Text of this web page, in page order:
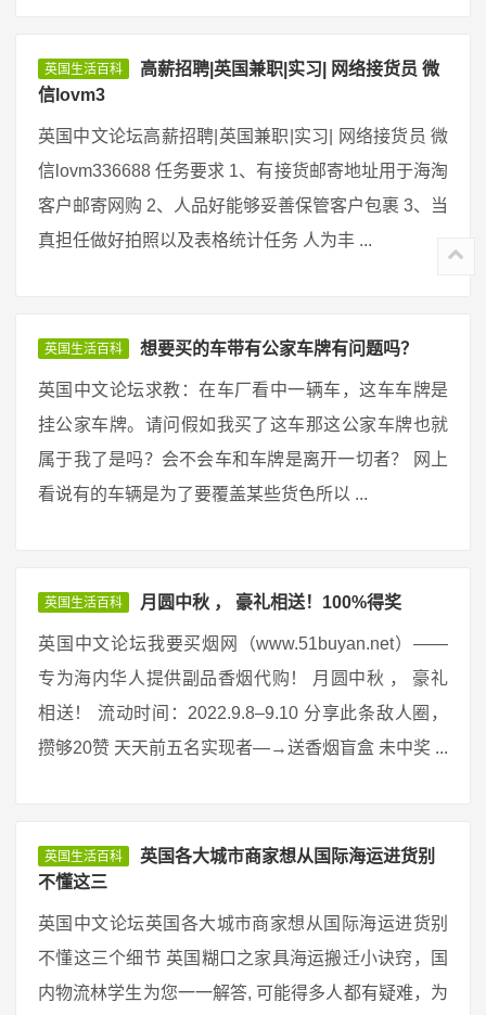
英国生活百科
高薪招聘|英国兼职|实习| 网络接货员 微
信lovm3
英国中文论坛高薪招聘|英国兼职|实习| 网络接货员 微
信lovm336688 任务要求 1、有接货邮寄地址用于海淘
客户邮寄网购 2、人品好能够妥善保管客户包裹 3、当
真担任做好拍照以及表格统计任务 人为丰 ...
英国生活百科 想要买的车带有公家车牌有问题吗？
英国中文论坛求教：在车厂看中一辆车，这车车牌是
挂公家车牌。请问假如我买了这车那这公家车牌也就
属于我了是吗？会不会车和车牌是离开一切者？ 网上
看说有的车辆是为了要覆盖某些货色所以 ...
英国生活百科 月圆中秋 ， 豪礼相送！100%得奖
英国中文论坛我要买烟网（www.51buyan.net）——
专为海内华人提供副品香烟代购！ 月圆中秋 ， 豪礼
相送！ 流动时间：2022.9.8–9.10 分享此条敌人圈，
攒够20赞 天天前五名实现者—→送香烟盲盒 未中奖 ...
英国生活百科
英国各大城市商家想从国际海运进货别
不懂这三
英国中文论坛英国各大城市商家想从国际海运进货别
不懂这三个细节 英国糊口之家具海运搬迁小诀窍，国
内物流林学生为您一一解答, 可能得多人都有疑难，为